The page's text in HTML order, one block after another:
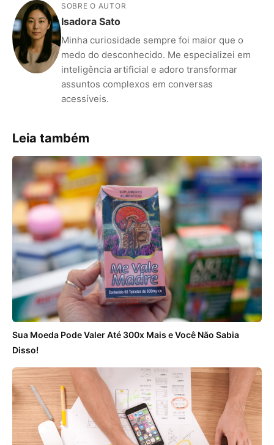
SOBRE O AUTOR
Isadora Sato
Minha curiosidade sempre foi maior que o
medo do desconhecido. Me especializei em
inteligência artificial e adoro transformar
assuntos complexos em conversas
acessíveis.
Leia também
Sua Moeda Pode Valer Até 300x Mais e Você Não Sabia
Disso!